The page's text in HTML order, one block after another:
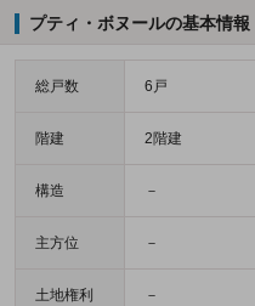
プティ・ボヌールの基本情報
総戸数 6戸
階建 2階建
構造 －
主方位 －
土地権利 －